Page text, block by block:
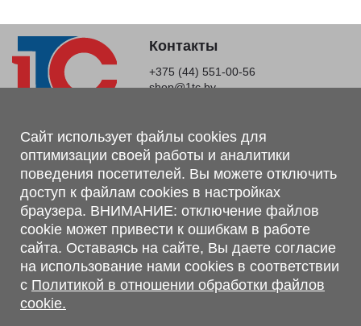
Контакты
+375 (44) 551-00-56
shop@1tc.by
Магазин, склад
г. Минск, Минский р-н, п. Привольный, ул. Мира, 20А,
223062
г. Брест, ул. Лейтенанта Рябцева, 108 В, 224701
Обращаем Ваше внимание, что вся предоставленная на сайте
информация, касающаяся комплектаций, технических
характеристик, цветовых сочетаний, а также стоимости и
сервисного обслуживания носит информационный характер и
не является публичной офертой, определяемой п.2 ст.407
Гражданского кодекса Республики Беларусь.
Сайт использует файлы cookies для
оптимизации своей работы и аналитики
поведения посетителей. Вы можете отключить
доступ к файлам cookies в настройках
браузера. ВНИМАНИЕ: отключение файлов
cookie может привести к ошибкам в работе
сайта. Оставаясь на сайте, Вы даете согласие
на использование нами cookies в соответствии
с Политикой в отношении обработки файлов
cookie.